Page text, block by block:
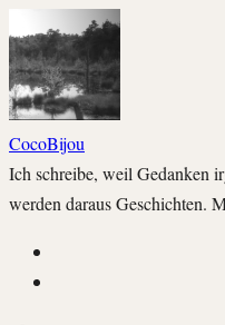
CocoBijou
Ich schreibe, weil Gedanken
werden daraus Geschichten.